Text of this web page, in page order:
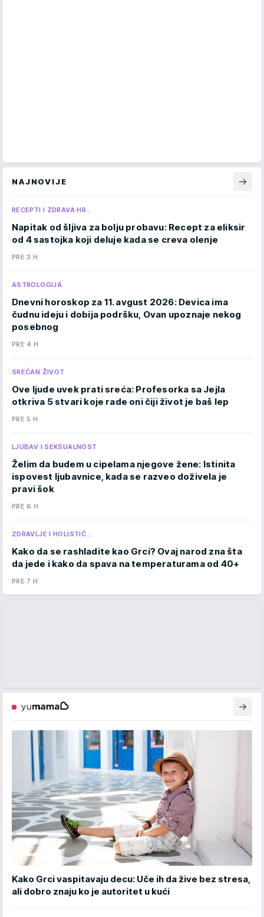
NAJNOVIJE
RECEPTI I ZDRAVA HR…
Napitak od šljiva za bolju probavu: Recept za eliksir
od 4 sastojka koji deluje kada se creva olenje
PRE 3 H
ASTROLOGIJA
Dnevni horoskop za 11. avgust 2026: Devica ima
čudnu ideju i dobija podršku, Ovan upoznaje nekog
posebnog
PRE 4 H
SREĆAN ŽIVOT
Ove ljude uvek prati sreća: Profesorka sa Jejla
otkriva 5 stvari koje rade oni čiji život je baš lep
PRE 5 H
LJUBAV I SEKSUALNOST
Želim da budem u cipelama njegove žene: Istinita
ispovest ljubavnice, kada se razveo doživela je
pravi šok
PRE 6 H
ZDRAVLJE I HOLISTIČ…
Kako da se rashladite kao Grci? Ovaj narod zna šta
da jede i kako da spava na temperaturama od 40+
PRE 7 H
Kako Grci vaspitavaju decu: Uče ih da žive bez stresa,
ali dobro znaju ko je autoritet u kući